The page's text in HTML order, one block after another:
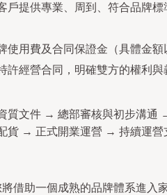
戶提供專業、周到、符合品牌
使用費及合同保證金（具體金額
許經營合同，明確雙方的權利與
質文件 → 總部審核與初步溝
貨 → 正式開業運營 → 持續運營
借助一個成熟的品牌體系進入